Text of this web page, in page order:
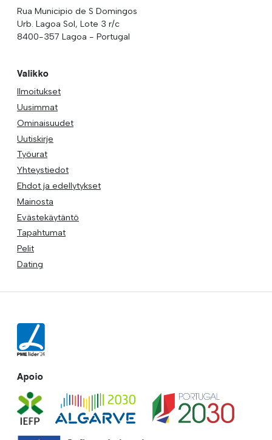
Rua Municipio de S Domingos
Urb. Lagoa Sol, Lote 3 r/c
8400-357 Lagoa - Portugal
Valikko
Ilmoitukset
Uusimmat
Ominaisuudet
Uutiskirje
Työurat
Yhteystiedot
Ehdot ja edellytykset
Mainosta
Evästekäytäntö
Tapahtumat
Pelit
Dating
Apoio